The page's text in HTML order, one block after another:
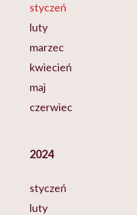
styczeń
luty
marzec
kwiecień
maj
czerwiec
2024
styczeń
luty